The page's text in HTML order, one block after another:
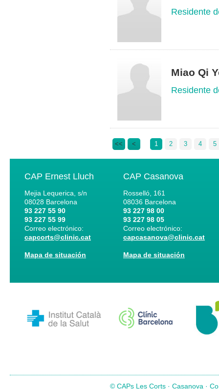
Residente
Miao Qi
Residente
<< < 1 2 3 4 5
CAP Ernest Lluch
Mejia Lequerica, s/n
08028 Barcelona
93 227 55 90
93 227 55 99
Correo electrónico:
capcorts@clinic.cat
Mapa de situación
CAP Casanova
Rosselló, 161
08036 Barcelona
93 227 98 00
93 227 98 05
Correo electrónico:
capcasanova@clinic.cat
Mapa de situación
© CAPs Les Corts · Casanova ·